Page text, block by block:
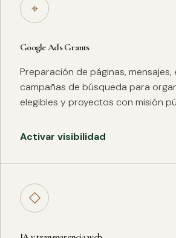
⌖
Google Ads Grants
Preparación de páginas,
campañas de búsqueda para
elegibles y proyectos con misión
Activar visibilidad
◇